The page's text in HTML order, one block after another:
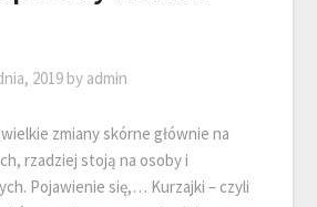
2019 by admin
zmiany skórne głównie na
rzadziej stoją na osoby i
Pojawienie się,… Kurzajki – czyli